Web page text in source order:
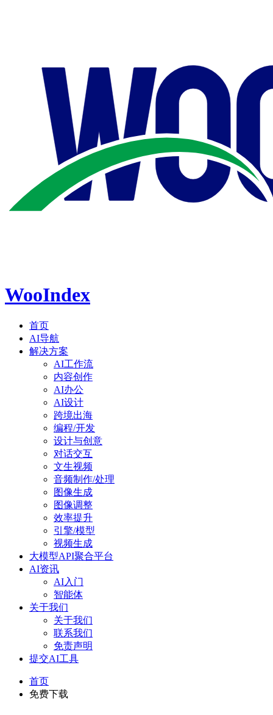
WooIndex
首页
AI导航
解决方案
AI工作流
内容创作
AI办公
AI设计
跨境出海
编程/开发
设计与创意
对话交互
文生视频
音频制作/处理
图像生成
图像调整
效率提升
引擎/模型
视频生成
大模型API聚合平台
AI资讯
AI入门
智能体
关于我们
关于我们
联系我们
免责声明
提交AI工具
首页
免费下载